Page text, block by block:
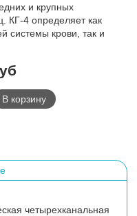
и крупных
КГ-4 определяет как
системы крови, так и
В корзину
четырехканальная